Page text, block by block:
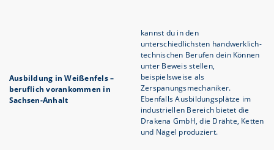
Ausbildung in Weißenfels –
beruflich vorankommen in
Sachsen-Anhalt
kannst du in den
unterschiedlichsten handwerklich-
technischen Berufen dein Können
unter Beweis stellen,
beispielsweise als
Zerspanungsmechaniker.
Ebenfalls Ausbildungsplätze im
industriellen Bereich bietet die
Drakena GmbH, die Drähte, Ketten
und Nägel produziert.